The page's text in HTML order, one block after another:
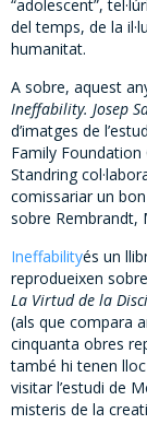
“adolescent”,
del temps, de la
humanitat.
A sobre, aquest
Ineffability. Josep
d’imatges de
Family Foundation
Standring
comissariar un
sobre Rembrandt,
Ineffabilityés un
reprodueixen
La Virtud de la
(als que compara
cinquanta obres
també hi tenen
visitar l’estudi de
misteris de la